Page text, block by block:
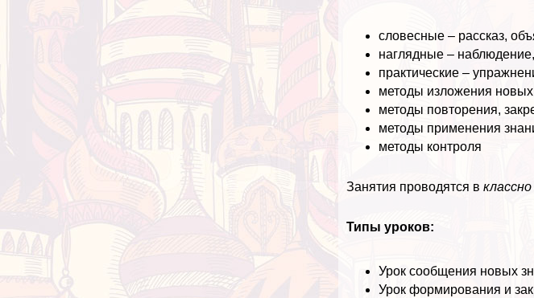
словесные – рассказ,
наглядные –
пpaктические –
методы изложения
методы повторения,
методы применения
методы контроля
Занятия проводятся в
Типы уроков:
Урок сообщения новых
Урок формирования и